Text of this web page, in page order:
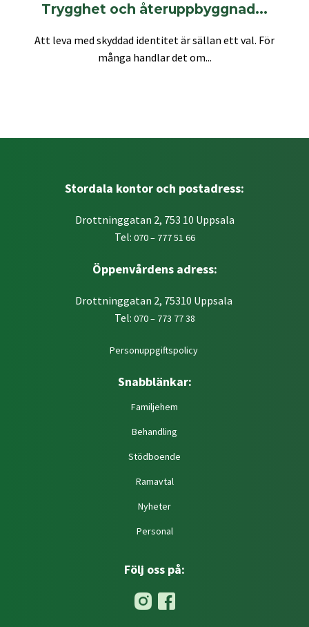
Trygghet och återuppbyggnad...
Att leva med skyddad identitet är sällan ett val. För
många handlar det om...
Stordala kontor och postadress:
Drottninggatan 2, 753 10 Uppsala
Tel: 070 – 777 51 66
Öppenvårdens adress:
Drottninggatan 2, 75310 Uppsala
Tel: 070 – 773 77 38
Personuppgiftspolicy
Snabblänkar:
Familjehem
Behandling
Stödboende
Ramavtal
Nyheter
Personal
Följ oss på: